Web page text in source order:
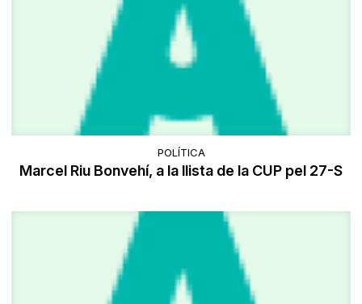
POLÍTICA
Marcel Riu Bonvehí, a la llista de la CUP pel 27-S